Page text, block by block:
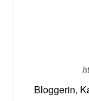
Bloggerin,